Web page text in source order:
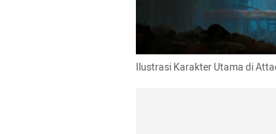
Ilustrasi Karakter Utama di